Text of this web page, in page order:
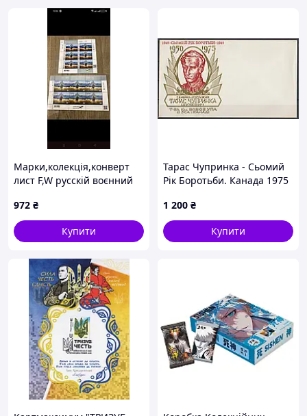
Марки,колекція,конверт
лист F,W русскій воєнний
972 ₴
Купити
Тарас Чупринка - Сьомий
Рік Боротьби. Канада 1975
1 200 ₴
Купити